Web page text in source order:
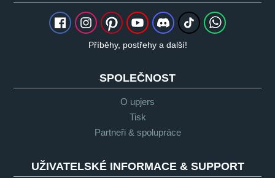
Příběhy, postřehy a další!
SPOLEČNOST
O upjers
Tisk
Partneři & spolupráce
UŽIVATELSKÉ INFORMACE & SUPPORT